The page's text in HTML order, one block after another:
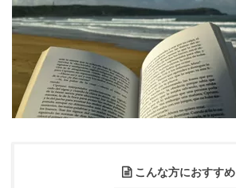
こんな方におすすめ